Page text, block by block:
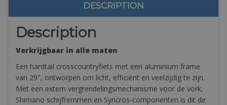
DESCRIPTION
Description
Verkrijgbaar in alle maten
Een hardtail crosscountryfiets met een aluminium frame
van 29″, ontworpen om licht, efficiënt en veelzijdig te zijn.
Met een extern vergrendelingsmechanisme voor de vork,
Shimano schijfremmen en Syncros-componenten is dit de